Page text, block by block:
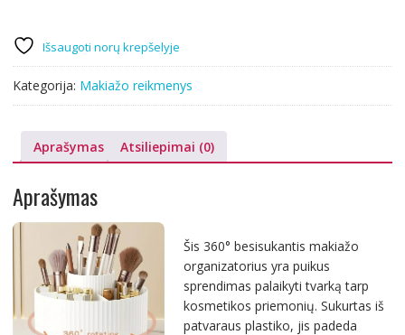
Išsaugoti norų krepšelyje
Kategorija: Makiažo reikmenys
Aprašymas Atsiliepimai (0)
Aprašymas
Šis 360° besisukantis makiažo
organizatorius yra puikus
sprendimas palaikyti tvarką tarp
kosmetikos priemonių. Sukurtas iš
patvaraus plastiko, jis padeda